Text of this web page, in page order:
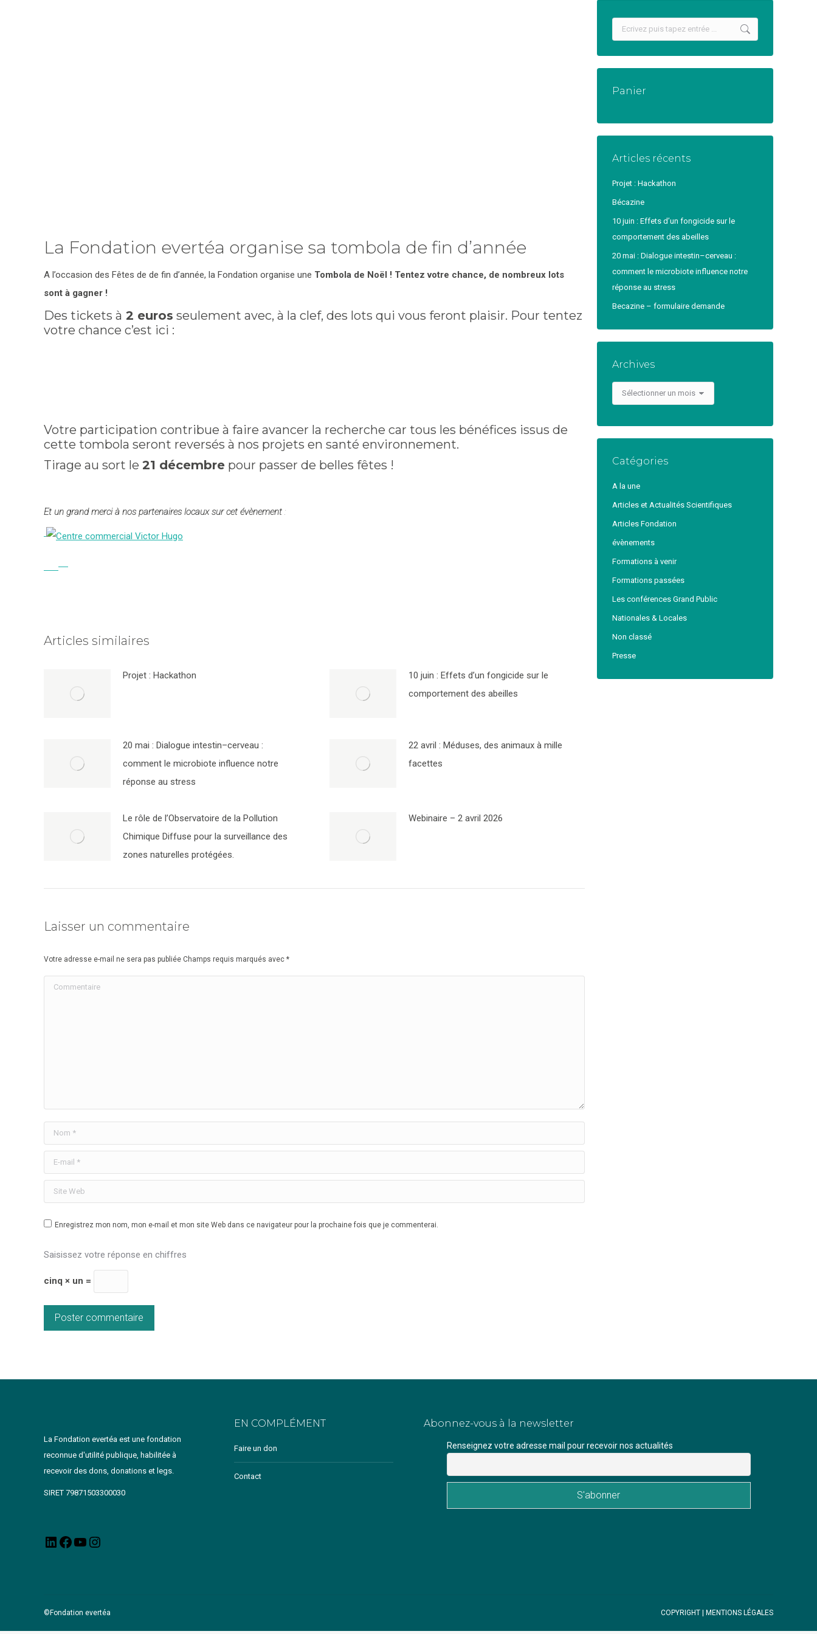
La Fondation evertéa organise sa tombola de fin d’année
A l’occasion des Fêtes de de fin d’année, la Fondation organise une Tombola de Noël ! Tentez votre chance, de nombreux lots
sont à gagner !
Des tickets à 2 euros seulement avec, à la clef, des lots qui vous feront plaisir. Pour tentez
votre chance c’est ici :
Votre participation contribue à faire avancer la recherche car tous les bénéfices issus de
cette tombola seront reversés à nos projets en santé environnement.
Tirage au sort le 21 décembre pour passer de belles fêtes !
Et un grand merci à nos partenaires locaux sur cet évènement :
Articles similaires
Projet : Hackathon
10 juin : Effets d’un fongicide sur le
comportement des abeilles
20 mai : Dialogue intestin–cerveau :
comment le microbiote influence notre
réponse au stress
22 avril : Méduses, des animaux à mille
facettes
Le rôle de l’Observatoire de la Pollution
Chimique Diffuse pour la surveillance des
zones naturelles protégées.
Webinaire – 2 avril 2026
Laisser un commentaire
Votre adresse e-mail ne sera pas publiée Champs requis marqués avec *
Commentaire
Nom *
E-mail *
Site Web
Enregistrez mon nom, mon e-mail et mon site Web dans ce navigateur pour la prochaine fois que je commenterai.
Saisissez votre réponse en chiffres
cinq × un =
Poster commentaire
Recherche
:
Panier
Articles récents
Projet : Hackathon
Bécazine
10 juin : Effets d’un fongicide sur le
comportement des abeilles
20 mai : Dialogue intestin–cerveau :
comment le microbiote influence notre
réponse au stress
Becazine – formulaire demande
Archives
Archives
Catégories
A la une
Articles et Actualités Scientifiques
Articles Fondation
évènements
Formations à venir
Formations passées
Les conférences Grand Public
Nationales & Locales
Non classé
Presse
La Fondation evertéa est une fondation
reconnue d'utilité publique, habilitée à
recevoir des dons, donations et legs.
SIRET 79871503300030
EN COMPLÉMENT
Faire un don
Contact
Abonnez-vous à la newsletter
Renseignez votre adresse mail pour recevoir nos actualités
LinkedInFacebook
YouTube
©Fondation evertéa COPYRIGHT | MENTIONS LÉGALES